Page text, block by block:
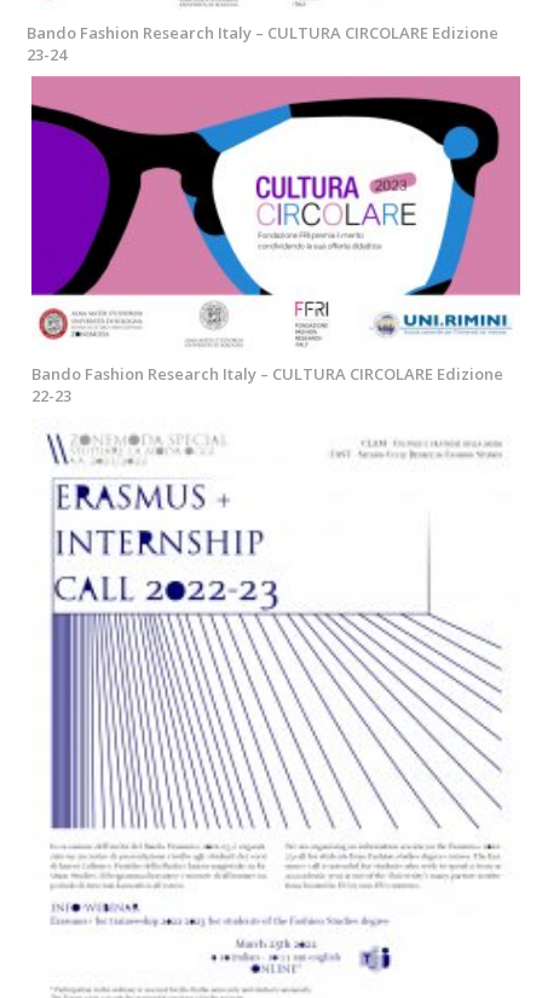
Bando Fashion Research Italy – CULTURA CIRCOLARE Edizione
23-24
Bando Fashion Research Italy – CULTURA CIRCOLARE Edizione
22-23